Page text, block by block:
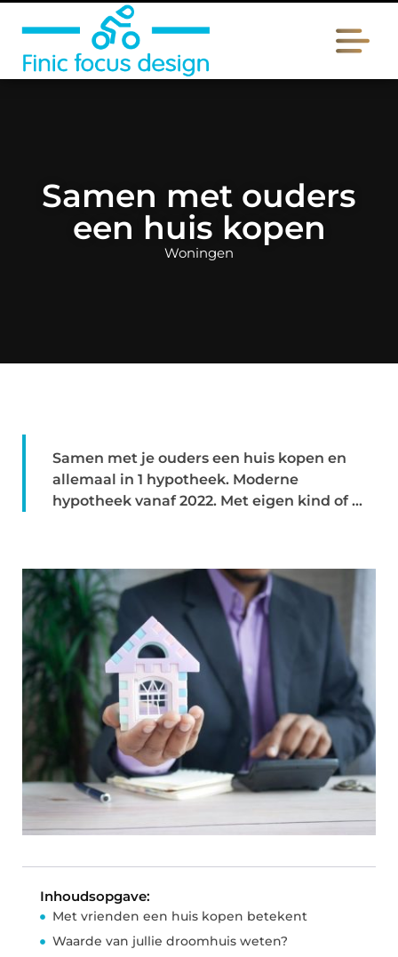
Samen met ouders
een huis kopen
Woningen
Samen met je ouders een huis kopen en
allemaal in 1 hypotheek. Moderne
hypotheek vanaf 2022. Met eigen kind of ...
Inhoudsopgave:
Met vrienden een huis kopen betekent
Waarde van jullie droomhuis weten?